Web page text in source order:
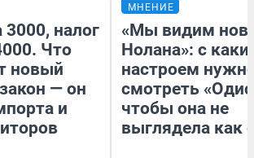
налог
Что
новый
— он
и
МНЕНИЕ
«Мы видим
Нолана»: с
настроем
смотреть
чтобы она не
выглядела как